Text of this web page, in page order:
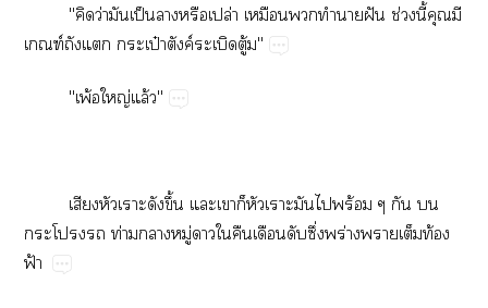
"​ว่​​ป็​​​ปล่​​​​ฝั​ช่​ี้​​​
ฑ์​​​ป๋​ค์​ู้"
"พ้​ญ่​ล้"
​​​ึ้​​​​​​​ร้​​​
​​ท่​ู่​​​​​​ึ่​ร่​​​ท้​
ฟ้